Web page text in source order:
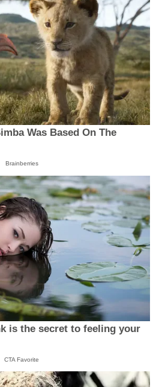
Was Based On The
Brainberries
is the secret to feeling your
CTA Favorite